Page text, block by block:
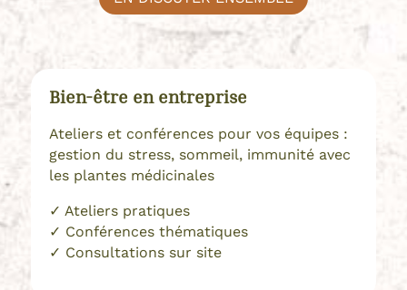
Bien-être en entreprise
Ateliers et conférences pour vos équipes :
gestion du stress, sommeil, immunité avec
les plantes médicinales
✓ Ateliers pratiques
✓ Conférences thématiques
✓ Consultations sur site